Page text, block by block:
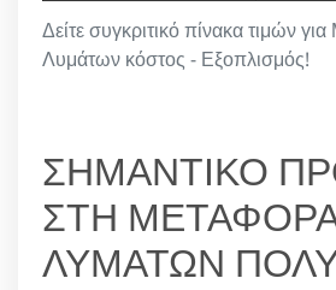
Δείτε συγκριτικό πίνακα τιμών
Λυμάτων κόστος - Εξοπλισμός!
ΣΗΜΑΝΤΙΚΟ
ΣΤΗ
ΛΥΜΑΤΩΝ